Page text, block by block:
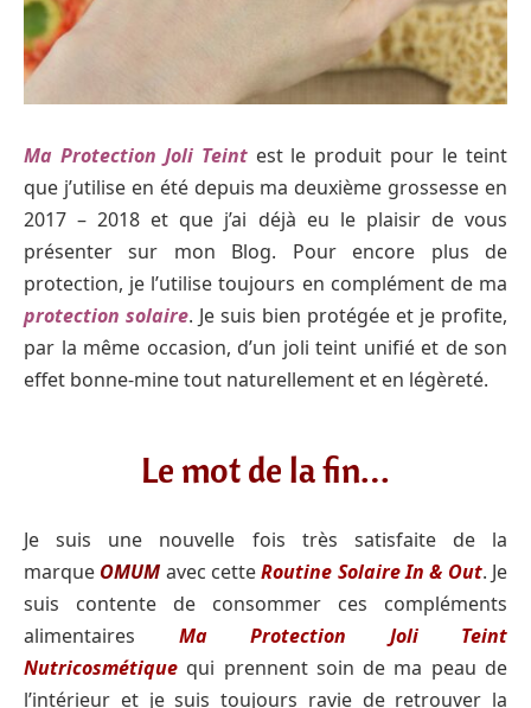
Ma Protection Joli Teintest le produit pour le teint
que j’utilise en été depuis ma deuxième grossesse en
2017 – 2018 et que j’ai déjà eu le plaisir de vous
présenter sur mon Blog. Pour encore plus de
protection, je l’utilise toujours en complément de ma
protection solaire. Je suis bien protégée et je profite,
par la même occasion, d’un joli teint unifié et de son
effet bonne-mine tout naturellement et en légèreté.
Le mot de la fin…
Je suis une nouvelle fois très satisfaite de la
marque OMUM avec cetteRoutine Solaire In & Out. Je
suis contente de consommer ces compléments
alimentaires Ma Protection Joli Teint
Nutricosmétique qui prennent soin de ma peau de
l’intérieur et je suis toujours ravie de retrouver la